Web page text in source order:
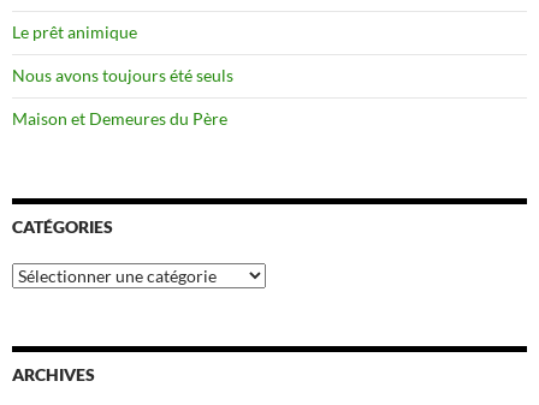
Le prêt animique
Nous avons toujours été seuls
Maison et Demeures du Père
CATÉGORIES
Catégories
ARCHIVES